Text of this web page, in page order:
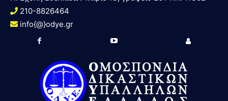
210-8826464
info{@}odye.gr